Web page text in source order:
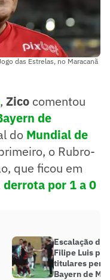
das Estrelas, no Maracanã
, Zico comentou
de
do Mundial de
o Rubro-
que ficou em
derrota por 1 a 0
Escalação do
Filipe Luis
titulares
Bayern de